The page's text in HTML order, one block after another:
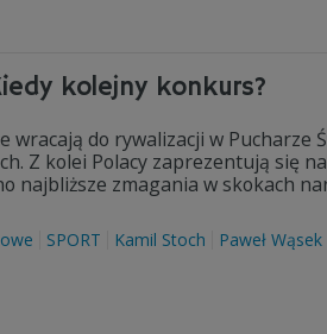
kolejny konkurs?
do rywalizacji w Pucharze
Z kolei Polacy zaprezentują się
najbliższe zmagania w skokach
SPORT Kamil Stoch Paweł Wąsek